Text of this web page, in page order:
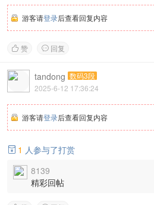
游客请登录后查看回复内容
 赞  回复
tandong 数码3段
2025-6-12 17:36:24
游客请登录后查看回复内容
 1 人参与了打赏
8139
精彩回帖